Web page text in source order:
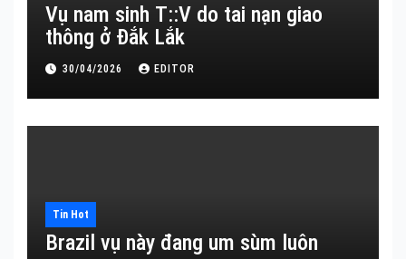
Vụ nam sinh T::V do tai nạn giao
thông ở Đắk Lắk
30/04/2026 EDITOR
Tin Hot
Brazil vụ này đang um sùm luôn